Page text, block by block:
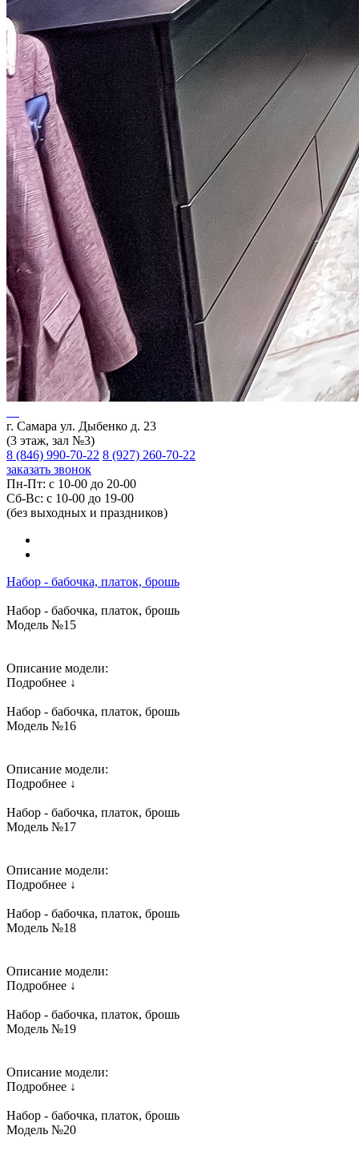
г. Самара ул. Дыбенко д. 23
(3 этаж, зал №3)
8 (846) 990-70-22 8 (927) 260-70-22
заказать звонок
Пн-Пт: с 10-00 до 20-00
Сб-Вс: с 10-00 до 19-00
(без выходных и праздников)
Набор - бабочка, платок, брошь
Набор - бабочка, платок, брошь
Модель №15
Описание модели:
Подробнее ↓
Набор - бабочка, платок, брошь
Модель №16
Описание модели:
Подробнее ↓
Набор - бабочка, платок, брошь
Модель №17
Описание модели:
Подробнее ↓
Набор - бабочка, платок, брошь
Модель №18
Описание модели:
Подробнее ↓
Набор - бабочка, платок, брошь
Модель №19
Описание модели:
Подробнее ↓
Набор - бабочка, платок, брошь
Модель №20